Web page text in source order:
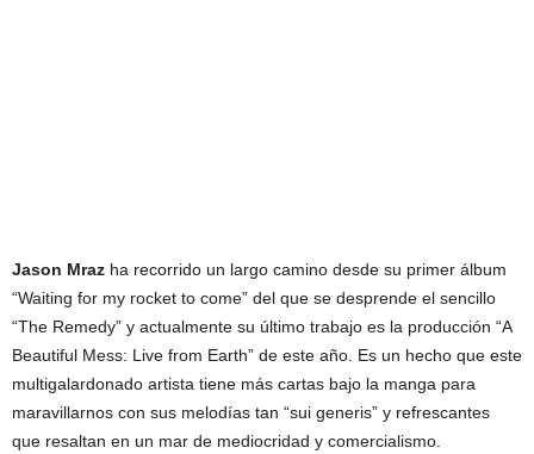
Jason Mraz ha recorrido un largo camino desde su primer álbum
“Waiting for my rocket to come” del que se desprende el sencillo
“The Remedy” y actualmente su último trabajo es la producción “A
Beautiful Mess: Live from Earth” de este año. Es un hecho que este
multigalardonado artista tiene más cartas bajo la manga para
maravillarnos con sus melodías tan “sui generis” y refrescantes
que resaltan en un mar de mediocridad y comercialismo.